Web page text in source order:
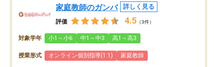
家庭教師のガンバ 詳しく見る
評価 4.5 （3件）
対象学年 小1～小6 中1～中3 高1～高3
授業形式 オンライン個別指導(1:1) 家庭教師